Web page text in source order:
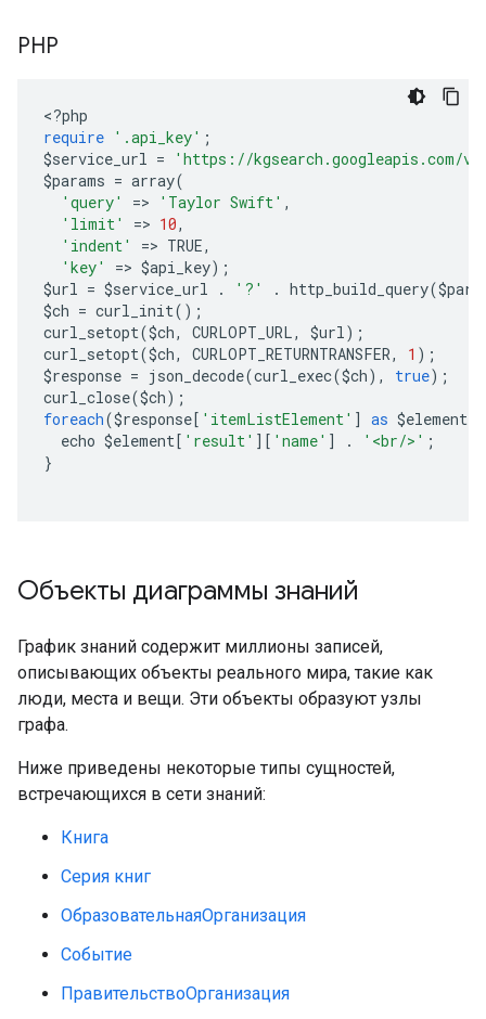
PHP
<?php
require '.api_key' ;
$service_url =
'https://kgsearch.googleapis.com/
$params = array(
'query'
=> 'Taylor Swift' ,
'limit'
=> 10,
'indent'
=> TRUE,
'key'
=> $api_key);
$url = $service_url . '?' . http_build_query(
$ch = curl_init();
curl_setopt($ch, CURLOPT_URL, $url);
curl_setopt($ch, CURLOPT_RETURNTRANSFER, 1 );
$response = json_decode(curl_exec($ch), true);
curl_close($ch);
foreach($response[ 'itemListElement' ] as $element
echo $element[ 'result' ][ 'name' ] . '<br/>' ;
}
Объекты диаграммы знаний
График знаний содержит миллионы записей,
описывающих объекты реального мира, такие как
люди, места и вещи. Эти объекты образуют узлы
графа.
Ниже приведены некоторые типы сущностей,
встречающихся в сети знаний:
Книга
Серия книг
ОбразовательнаяОрганизация
Событие
ПравительствоОрганизация